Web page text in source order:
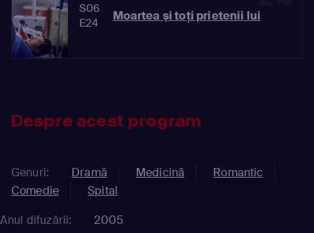
S06
E24
Moartea şi toţi prietenii lui
Despre acest program
Genuri: Dramă Medicină
Romantic
Comedie
Spital
Anul difuzării:
2005